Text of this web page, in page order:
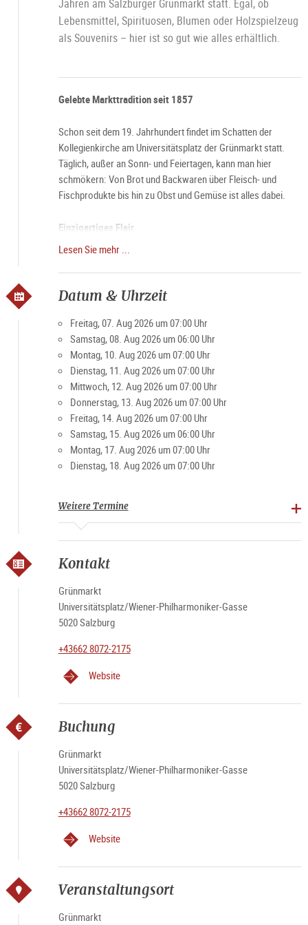
Jahren am Salzburger Grünmarkt statt. Egal, ob
Lebensmittel, Spirituosen, Blumen oder Holzspielzeug
als Souvenirs – hier ist so gut wie alles erhältlich.
Gelebte Markttradition seit 1857
Schon seit dem 19. Jahrhundert findet im Schatten der
Kollegienkirche am Universitätsplatz der Grünmarkt statt.
Täglich, außer an Sonn- und Feiertagen, kann man hier
schmökern: Von Brot und Backwaren über Fleisch- und
Fischprodukte bis hin zu Obst und Gemüse ist alles dabei.
Einzigartiges Flair
besondere Aura. Dann, wenn die Stände des Marktes schon
um 6 Uhr morgens ihre Pforten öffnen und die Stadt langsam
Besucher und Einheimische schätzen den Markt für die
gemütliche Atmosphäre. Vor allem am Wochenende ist der
Platz ein beliebter Treffpunkt für Jung und Alt.
Spezialitäten: Landwirtschaftliche Produkte, Brot, Gebäck,
Fleisch und Verarbeitungsprodukte, Obst, Gemüse,
Spirituosen
Marktzeiten
Feiertage)
Lesen Sie mehr ...
Datum & Uhrzeit
Freitag, 07. Aug 2026 um 07:00 Uhr
Samstag, 08. Aug 2026 um 06:00 Uhr
Montag, 10. Aug 2026 um 07:00 Uhr
Dienstag, 11. Aug 2026 um 07:00 Uhr
Mittwoch, 12. Aug 2026 um 07:00 Uhr
Donnerstag, 13. Aug 2026 um 07:00 Uhr
Freitag, 14. Aug 2026 um 07:00 Uhr
Samstag, 15. Aug 2026 um 06:00 Uhr
Montag, 17. Aug 2026 um 07:00 Uhr
Dienstag, 18. Aug 2026 um 07:00 Uhr
Weitere Termine
Kontakt
Grünmarkt
Universitätsplatz/Wiener-Philharmoniker-Gasse
5020 Salzburg
+43662 8072-2175
Website
Buchung
Grünmarkt
Universitätsplatz/Wiener-Philharmoniker-Gasse
5020 Salzburg
+43662 8072-2175
Website
Veranstaltungsort
Grünmarkt